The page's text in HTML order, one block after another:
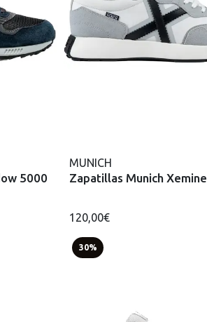
5000
MUNICH
Zapatillas Munich
120,00€
30%